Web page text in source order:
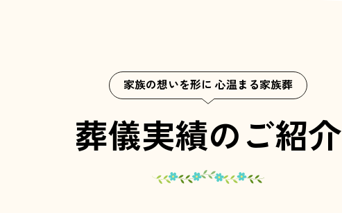
家族の想いを形に 心温まる家族葬
葬儀実績のご紹介